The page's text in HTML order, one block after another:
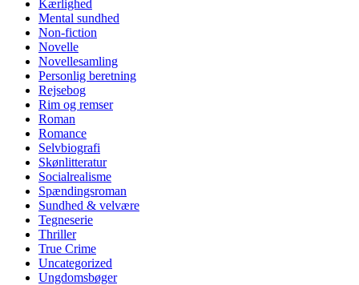
Kærlighed
Mental sundhed
Non-fiction
Novelle
Novellesamling
Personlig beretning
Rejsebog
Rim og remser
Roman
Romance
Selvbiografi
Skønlitteratur
Socialrealisme
Spændingsroman
Sundhed & velvære
Tegneserie
Thriller
True Crime
Uncategorized
Ungdomsbøger